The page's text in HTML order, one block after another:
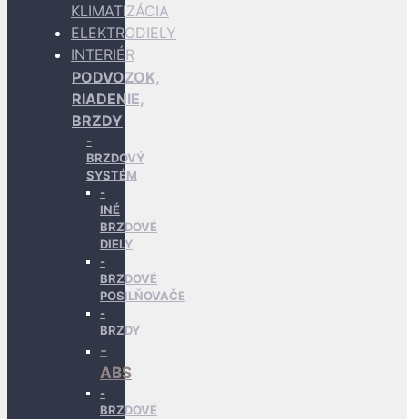
KLIMATIZÁCIA
ELEKTRODIELY
INTERIÉR
PODVOZOK,
RIADENIE,
BRZDY
BRZDOVÝ
SYSTÉM
INÉ
BRZDOVÉ
DIELY
BRZDOVÉ
POSILŇOVAČE
BRZDY
ABS
BRZDOVÉ